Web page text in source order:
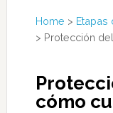
Home > Etapas
> Protección
cómo